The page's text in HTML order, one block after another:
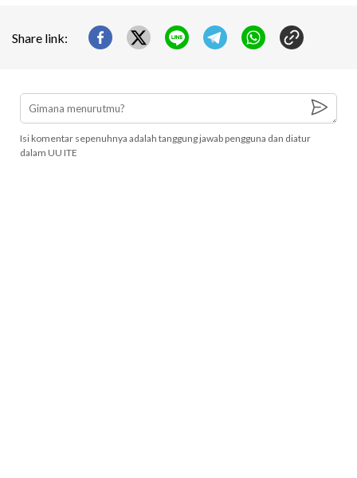
Share link:
Isi komentar sepenuhnya adalah tanggung jawab pengguna dan diatur
dalam UU ITE